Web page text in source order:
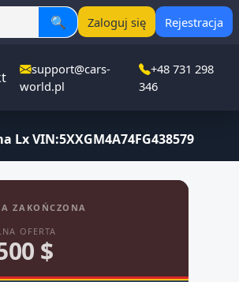
🔍 Zaloguj się Rejestracja
support@cars-
world.pl
+48 731 298
346
Lx VIN:5XXGM4A74FG438579
ZAKOŃCZONA
OFERTA
$